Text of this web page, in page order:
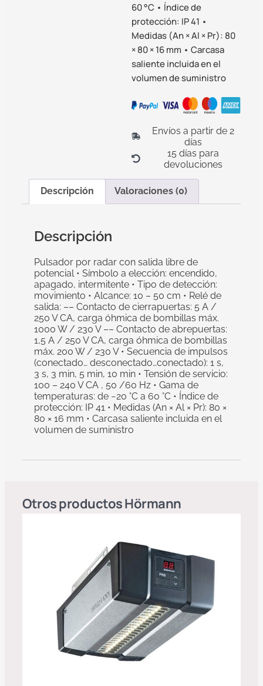
60 °C • Índice de
protección: IP 41 •
Medidas (An × Al × Pr): 80
× 80 × 16 mm • Carcasa
saliente incluida en el
volumen de suministro
Envíos a partir de 2
días
15 días para
devoluciones
Descripción Valoraciones (0)
Descripción
Pulsador por radar con salida libre de
potencial • Símbolo a elección: encendido,
apagado, intermitente • Tipo de detección:
movimiento • Alcance: 10 – 50 cm • Relé de
salida: –– Contacto de cierrapuertas: 5 A /
250 V CA, carga óhmica de bombillas máx.
1000 W / 230 V –– Contacto de abrepuertas:
1,5 A / 250 V CA, carga óhmica de bombillas
máx. 200 W / 230 V • Secuencia de impulsos
(conectado… desconectado…conectado): 1 s,
3 s, 3 min, 5 min, 10 min • Tensión de servicio:
100 – 240 V CA , 50 /60 Hz • Gama de
temperaturas: de −20 °C a 60 °C • Índice de
protección: IP 41 • Medidas (An × Al × Pr): 80 ×
80 × 16 mm • Carcasa saliente incluida en el
volumen de suministro
Otros productosHörmann